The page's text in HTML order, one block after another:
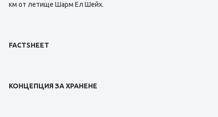
км от летище Шарм Ел Шейх.
FACTSHEET
КОНЦЕПЦИЯ ЗА ХРАНЕНЕ